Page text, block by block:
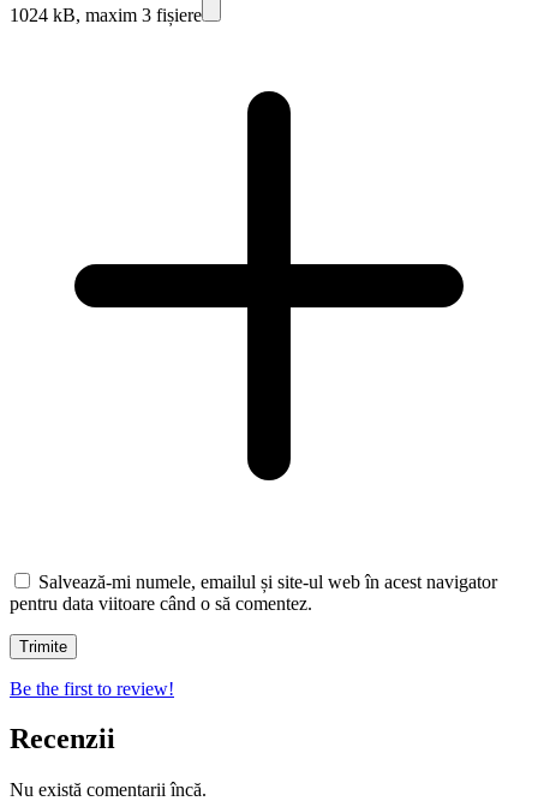
1024 kB, maxim 3 fișiere
Salvează-mi numele, emailul și site-ul web în acest navigator
pentru data viitoare când o să comentez.
Be the first to review!
Recenzii
Nu există comentarii încă.